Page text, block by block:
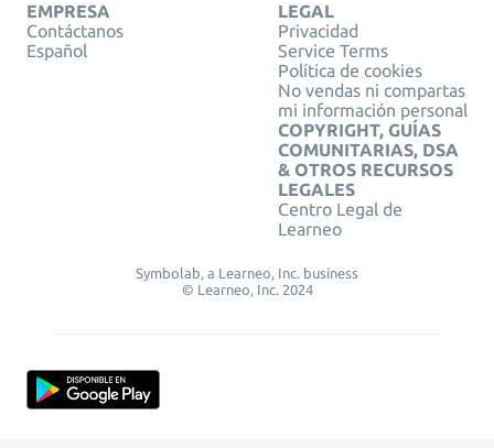
EMPRESA
Contáctanos
Español
LEGAL
Privacidad
Service Terms
Política de cookies
No vendas ni compartas
mi información personal
COPYRIGHT, GUÍAS
COMUNITARIAS, DSA
& OTROS RECURSOS
LEGALES
Centro Legal de
Learneo
Symbolab, a Learneo, Inc. business
© Learneo, Inc. 2024